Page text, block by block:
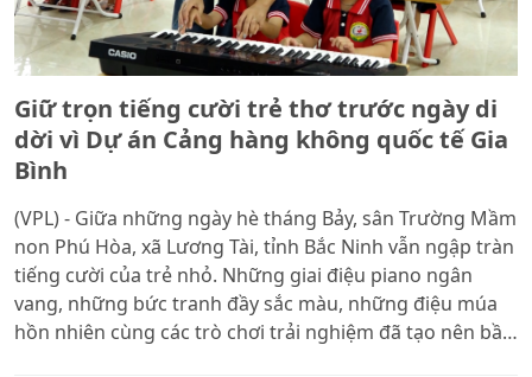
Giữ trọn tiếng cười trẻ thơ trước ngày di
dời vì Dự án Cảng hàng không quốc tế Gia
Bình
(VPL) - Giữa những ngày hè tháng Bảy, sân Trường Mầm
non Phú Hòa, xã Lương Tài, tỉnh Bắc Ninh vẫn ngập tràn
tiếng cười của trẻ nhỏ. Những giai điệu piano ngân
vang, những bức tranh đầy sắc màu, những điệu múa
hồn nhiên cùng các trò chơi trải nghiệm đã tạo nên bầu